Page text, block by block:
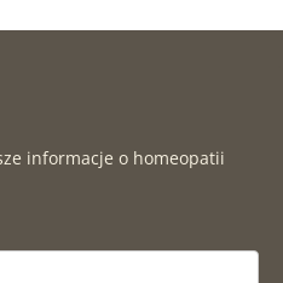
informacje o homeopatii